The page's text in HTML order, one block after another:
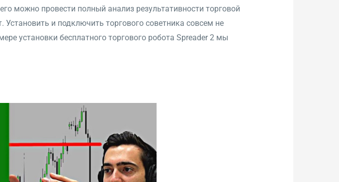
можно провести полный анализ результативности торговой
и подключить торгового советника совсем не
установки бесплатного торгового робота Spreader 2 мы